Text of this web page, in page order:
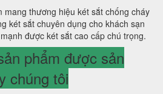
mang thương hiệu két sắt chống cháy
két sắt chuyên dụng cho khách sạn
được két sắt cao cấp chú trọng.
phẩm được sản
chúng tôi